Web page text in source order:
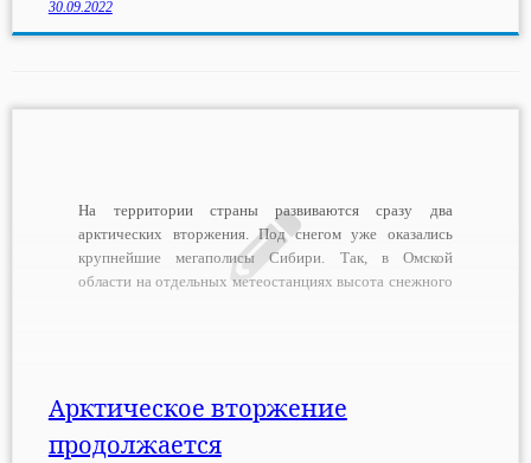
30.09.2022
На территории страны развиваются сразу два
арктических вторжения. Под снегом уже оказались
крупнейшие мегаполисы Сибири. Так, в Омской
области на отдельных метеостанциях высота снежного
Арктическое вторжение
продолжается